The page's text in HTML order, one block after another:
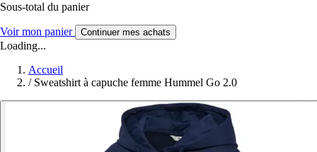
Sous-total du panier
Voir mon panier Continuer mes achats
Loading...
Accueil
/ Sweatshirt à capuche femme Hummel Go 2.0